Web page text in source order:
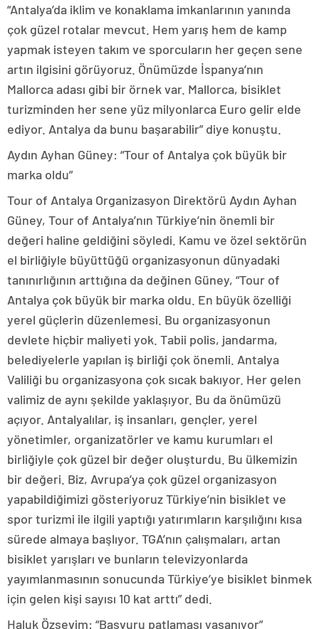
“Antalya’da iklim ve konaklama imkanlarının yanında
çok güzel rotalar mevcut. Hem yarış hem de kamp
yapmak isteyen takım ve sporcuların her geçen sene
artın ilgisini görüyoruz. Önümüzde İspanya’nın
Mallorca adası gibi bir örnek var. Mallorca, bisiklet
turizminden her sene yüz milyonlarca Euro gelir elde
ediyor. Antalya da bunu başarabilir” diye konuştu.
Aydın Ayhan Güney: “Tour of Antalya çok büyük bir
marka oldu”
Tour of Antalya Organizasyon Direktörü Aydın Ayhan
Güney, Tour of Antalya’nın Türkiye’nin önemli bir
değeri haline geldiğini söyledi. Kamu ve özel sektörün
el birliğiyle büyüttüğü organizasyonun dünyadaki
tanınırlığının arttığına da değinen Güney, “Tour of
Antalya çok büyük bir marka oldu. En büyük özelliği
yerel güçlerin düzenlemesi. Bu organizasyonun
devlete hiçbir maliyeti yok. Tabii polis, jandarma,
belediyelerle yapılan iş birliği çok önemli. Antalya
Valiliği bu organizasyona çok sıcak bakıyor. Her gelen
valimiz de aynı şekilde yaklaşıyor. Bu da önümüzü
açıyor. Antalyalılar, iş insanları, gençler, yerel
yönetimler, organizatörler ve kamu kurumları el
birliğiyle çok güzel bir değer oluşturdu. Bu ülkemizin
bir değeri. Biz, Avrupa’ya çok güzel organizasyon
yapabildiğimizi gösteriyoruz Türkiye’nin bisiklet ve
spor turizmi ile ilgili yaptığı yatırımların karşılığını kısa
sürede almaya başlıyor. TGA’nın çalışmaları, artan
bisiklet yarışları ve bunların televizyonlarda
yayımlanmasının sonucunda Türkiye’ye bisiklet binmek
için gelen kişi sayısı 10 kat arttı” dedi.
Haluk Özsevim: “Başvuru patlaması yaşanıyor”